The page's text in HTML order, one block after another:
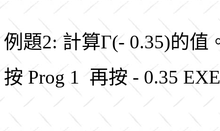
例題2: 計算Γ(- 0.35)的值
按 Prog 1 再按 - 0.35